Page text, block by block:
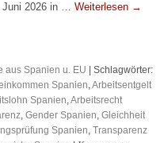
Juni 2026 in … Weiterlesen →
aus Spanien u. EU | Schlagwörter:
Spanien,Arbeitsentgelt
Spanien,Arbeitsrecht
, Gender Spanien, Gleichheit
Spanien, Transparenz